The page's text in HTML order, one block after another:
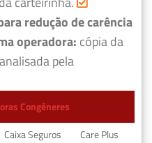
redução de carência
operadora: cópia da
pela
Congêneres
Caixa Seguros
Care Plus